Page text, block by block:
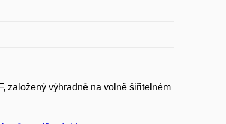
založený výhradně na volně šiřitelném